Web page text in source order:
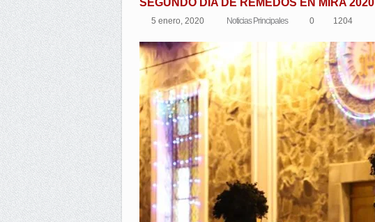
SEGUNDO DIA DE REMEDOS EN MIRA 2020
5 enero, 2020 Noticias Principales 0 1204